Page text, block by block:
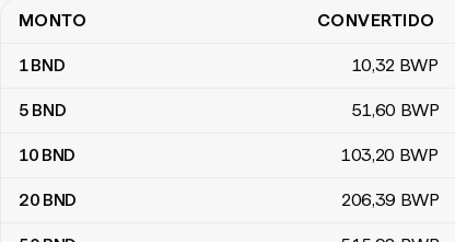
Tabla de conversión de dólares bruneanos a pulas botsuanos
MONTO CONVERTIDO
1BND 10,32 BWP
5 BND 51,60 BWP
10 BND 103,20 BWP
20 BND 206,39 BWP